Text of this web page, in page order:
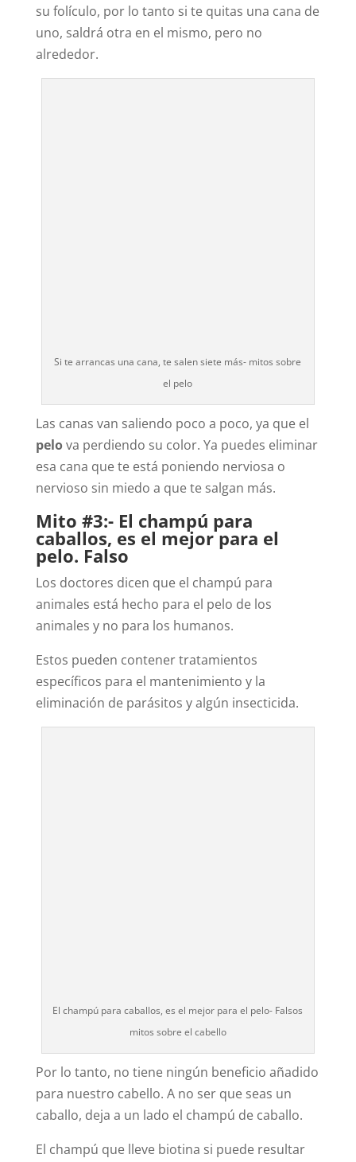
su folículo, por lo tanto si te quitas una cana de
uno, saldrá otra en el mismo, pero no
alrededor.
Si te arrancas una cana, te salen siete más- mitos sobre
el pelo
Las canas van saliendo poco a poco, ya que el
pelova perdiendo su color. Ya puedes eliminar
esa cana que te está poniendo nerviosa o
nervioso sin miedo a que te salgan más.
Mito #3:- El champú para
caballos, es el mejor para el
pelo. Falso
Los doctores dicen que el champú para
animales está hecho para el pelo de los
animales y no para los humanos.
Estos pueden contener tratamientos
específicos para el mantenimiento y la
eliminación de parásitos y algún insecticida.
El champú para caballos, es el mejor para el pelo- Falsos
mitos sobre el cabello
Por lo tanto, no tiene ningún beneficio añadido
para nuestro cabello. A no ser que seas un
caballo, deja a un lado el champú de caballo.
El champú que lleve biotina si puede resultar